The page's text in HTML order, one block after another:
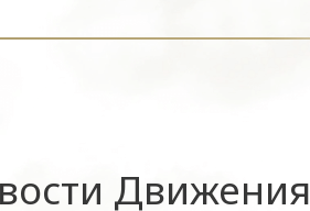
Движения